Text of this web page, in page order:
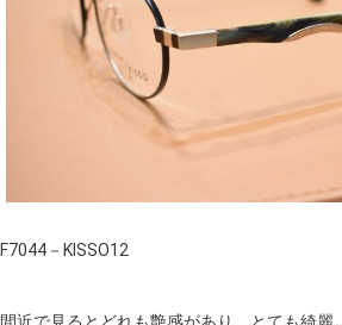
F7044－KISSO12